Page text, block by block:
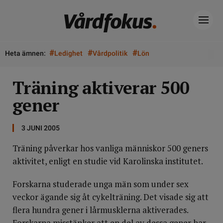
Heta ämnen: #Ledighet #Vårdpolitik #Lön
Träning aktiverar 500
gener
3 JUNI 2005
Träning påverkar hos vanliga människor 500 geners
aktivitet, enligt en studie vid Karolinska institutet.
Forskarna studerade unga män som under sex
veckor ägande sig åt cykelträning. Det visade sig att
flera hundra gener i lårmusklerna aktiverades.